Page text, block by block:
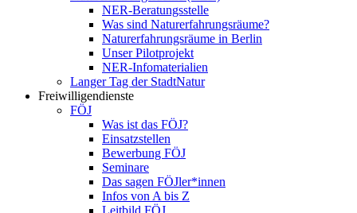
NER-Beratungsstelle
Was sind Naturerfahrungsräume?
Naturerfahrungsräume in Berlin
Unser Pilotprojekt
NER-Infomaterialien
Langer Tag der StadtNatur
Freiwilligendienste
FÖJ
Was ist das FÖJ?
Einsatzstellen
Bewerbung FÖJ
Seminare
Das sagen FÖJler*innen
Infos von A bis Z
Leitbild FÖJ